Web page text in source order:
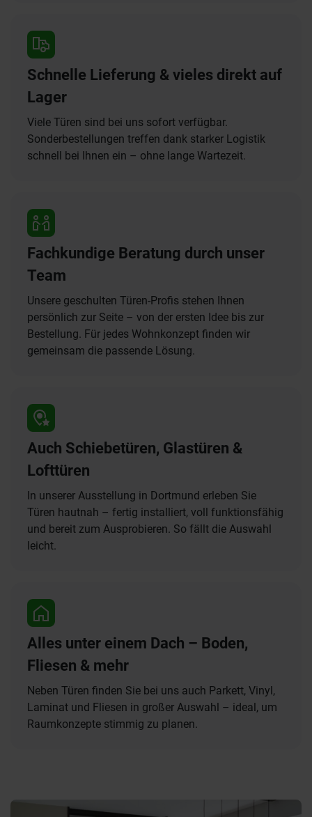
Schnelle Lieferung & vieles direkt auf
Lager
Viele Türen sind bei uns sofort verfügbar.
Sonderbestellungen treffen dank starker Logistik
schnell bei Ihnen ein – ohne lange Wartezeit.
Fachkundige Beratung durch unser
Team
Unsere geschulten Türen-Profis stehen Ihnen
persönlich zur Seite – von der ersten Idee bis zur
Bestellung. Für jedes Wohnkonzept finden wir
gemeinsam die passende Lösung.
Auch Schiebetüren, Glastüren &
Lofttüren
In unserer Ausstellung in Dortmund erleben Sie
Türen hautnah – fertig installiert, voll funktionsfähig
und bereit zum Ausprobieren. So fällt die Auswahl
leicht.
Alles unter einem Dach – Boden,
Fliesen & mehr
Neben Türen finden Sie bei uns auch Parkett, Vinyl,
Laminat und Fliesen in großer Auswahl – ideal, um
Raumkonzepte stimmig zu planen.